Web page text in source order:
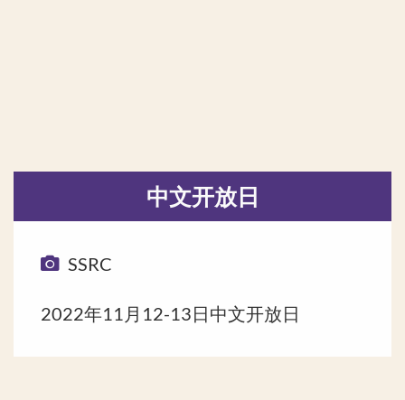
中文开放日
SSRC
2022年11月12-13日中文开放日